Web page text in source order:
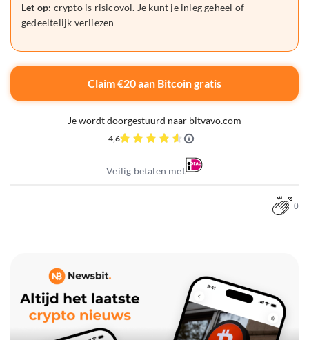
Let op: crypto is risicovol. Je kunt je inleg geheel of
gedeeltelijk verliezen
Claim €20 aan Bitcoin gratis
Je wordt doorgestuurd naar bitvavo.com
4,6
Veilig betalen met
0